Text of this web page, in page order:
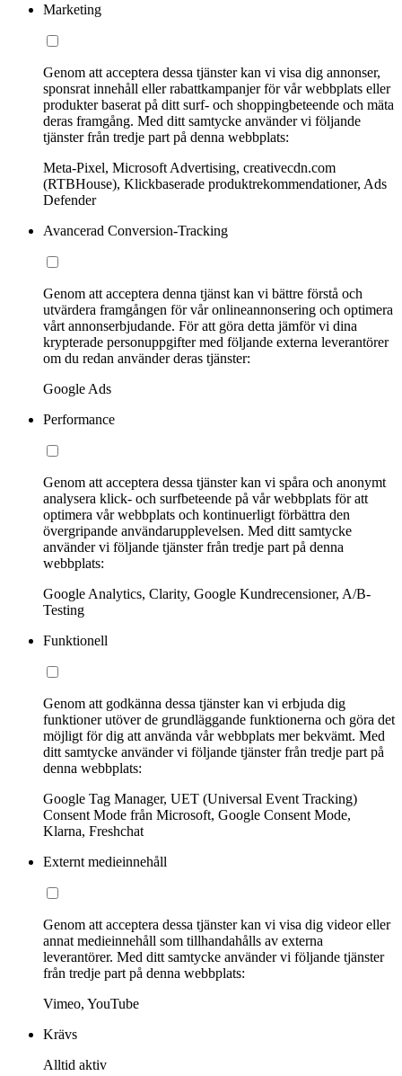
Marketing
Genom att acceptera dessa tjänster kan vi visa dig annonser,
sponsrat innehåll eller rabattkampanjer för vår webbplats eller
produkter baserat på ditt surf- och shoppingbeteende och mäta
deras framgång. Med ditt samtycke använder vi följande
tjänster från tredje part på denna webbplats:
Meta-Pixel, Microsoft Advertising, creativecdn.com
(RTBHouse), Klickbaserade produktrekommendationer, Ads
Defender
Avancerad Conversion-Tracking
Genom att acceptera denna tjänst kan vi bättre förstå och
utvärdera framgången för vår onlineannonsering och optimera
vårt annonserbjudande. För att göra detta jämför vi dina
krypterade personuppgifter med följande externa leverantörer
om du redan använder deras tjänster:
Google Ads
Performance
Genom att acceptera dessa tjänster kan vi spåra och anonymt
analysera klick- och surfbeteende på vår webbplats för att
optimera vår webbplats och kontinuerligt förbättra den
övergripande användarupplevelsen. Med ditt samtycke
använder vi följande tjänster från tredje part på denna
webbplats:
Google Analytics, Clarity, Google Kundrecensioner, A/B-
Testing
Funktionell
Genom att godkänna dessa tjänster kan vi erbjuda dig
funktioner utöver de grundläggande funktionerna och göra det
möjligt för dig att använda vår webbplats mer bekvämt. Med
ditt samtycke använder vi följande tjänster från tredje part på
denna webbplats:
Google Tag Manager, UET (Universal Event Tracking)
Consent Mode från Microsoft, Google Consent Mode,
Klarna, Freshchat
Externt medieinnehåll
Genom att acceptera dessa tjänster kan vi visa dig videor eller
annat medieinnehåll som tillhandahålls av externa
leverantörer. Med ditt samtycke använder vi följande tjänster
från tredje part på denna webbplats:
Vimeo, YouTube
Krävs
Alltid aktiv